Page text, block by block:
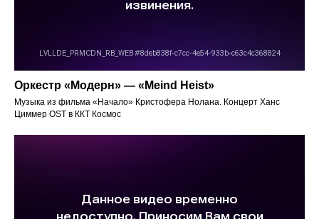
Оркестр «Модерн» — «Meind Heist»
Музыка из фильма «Начало» Кристофера Нолана. Концерт Ханс
Циммер OST в ККТ Космос